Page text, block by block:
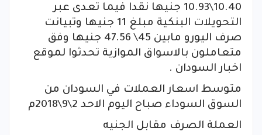
10.40\10.93 جنيها نقدا فيما تعدى عبر
التحويلات البنكية مبلغ 11 جنيها وتبيانت
صرف اليورو مابين 45\ 47.56 جنيها وفق
متعاملون بالاسواق الموازية تحدثوا لموقع
اخبار السودان .
متوسط اسعار العملات في السودان من
السوق السوداء صباح اليوم الاحد 2\9\2018م
العملة الصرف مقابل الجنيه